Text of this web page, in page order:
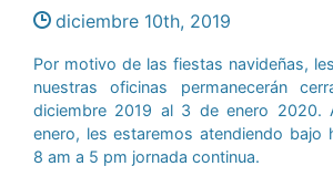
diciembre 10th, 2019
Por motivo de las fiestas navideñas,
nuestras oficinas permanecerán
diciembre 2019 al 3 de enero
enero, les estaremos atendiendo bajo
8 am a 5 pm jornada continua.